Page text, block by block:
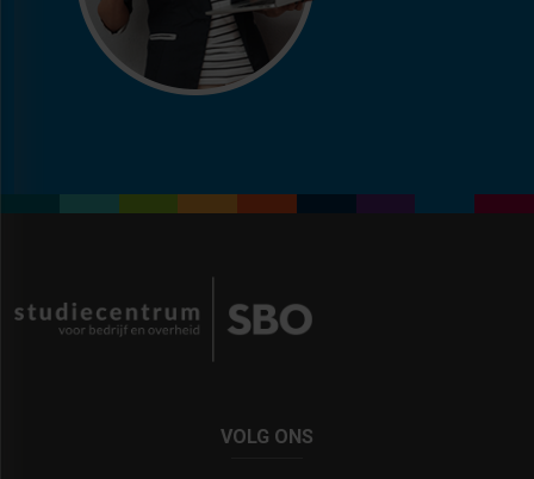
VOLG ONS